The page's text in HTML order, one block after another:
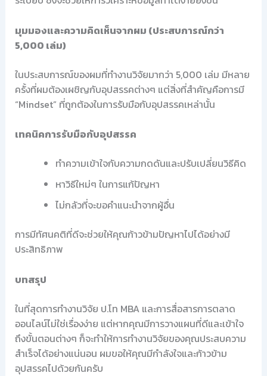
มุมมองและความคิดเห็นจากผม (ประสบการณ์กว่า
5,000 เล่ม)
ในประสบการณ์ของผมที่ทำงานวิจัยมากว่า 5,000 เล่ม มีหลาย
ครั้งที่ผมต้องเผชิญกับอุปสรรคต่างๆ แต่สิ่งที่สำคัญคือการมี
“Mindset” ที่ถูกต้องในการรับมือกับอุปสรรคเหล่านั้น
เทคนิคการรับมือกับอุปสรรค
ทำความเข้าใจกับความกดดันและปรับเปลี่ยนวิธีคิด
หาวิธีใหม่ๆ ในการแก้ปัญหา
ไม่กลัวที่จะขอคำแนะนำจากผู้อื่น
การมีทัศนคติที่ดีจะช่วยให้คุณก้าวข้ามปัญหาไปได้อย่างมี
ประสิทธิภาพ
บทสรุป
ในที่สุดการทำงานวิจัย ป.โท MBA และการสื่อสารการตลาด
ออนไลน์ไม่ใช่เรื่องง่าย แต่หากคุณมีการวางแผนที่ดีและเข้าใจ
ถึงขั้นตอนต่างๆ ก็จะทำให้การทำงานวิจัยของคุณประสบความ
สำเร็จได้อย่างแน่นอน ผมขอให้คุณมีกำลังใจและก้าวข้าม
อุปสรรคไปด้วยกันครับ